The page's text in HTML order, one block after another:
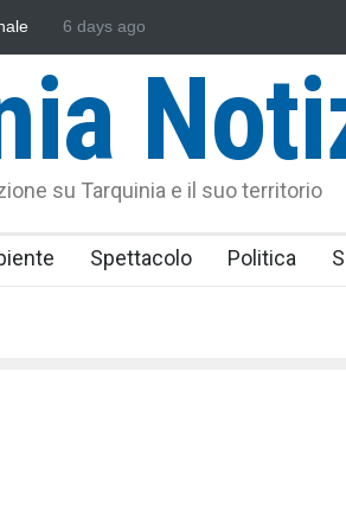
Vincenzo Ferri, un Eroe tarquiniese
6 days ago
su Tarquinia e il suo territorio
Spettacolo Politica